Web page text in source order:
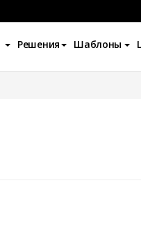
Решения Шаблоны